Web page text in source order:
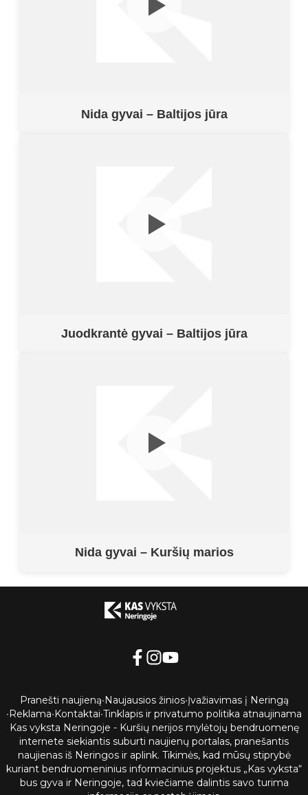
Nida gyvai – Baltijos jūra
Juodkrantė gyvai – Baltijos jūra
Nida gyvai – Kuršių marios
Pranešti naujieną•Naujausios žinios•Įvažiavimas į Neringą
•Reklama•Kontaktai•Tinklapis ir privatumo politika atnaujinama
Kas vyksta Neringoje - Kuršių nerijos mylėtojų bendruomenę
internete siekiantis suburti naujienų portalas, pranešantis
naujienas iš Neringos ir aplink. Tikimės, kad mūsų stiprybė
kuriant bendruomeninius informacinius projektus „Kas vyksta“
bus gyva ir Neringoje, tad kviečiame dalintis savo turima